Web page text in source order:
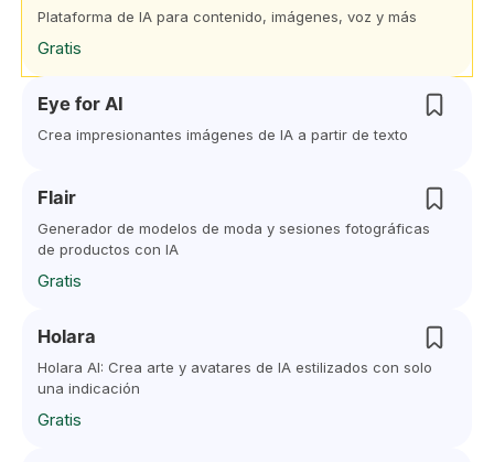
Plataforma de IA para contenido, imágenes, voz y más
Gratis
Eye for AI
Crea impresionantes imágenes de IA a partir de texto
Flair
Generador de modelos de moda y sesiones fotográficas
de productos con IA
Gratis
Holara
Holara AI: Crea arte y avatares de IA estilizados con solo
una indicación
Gratis